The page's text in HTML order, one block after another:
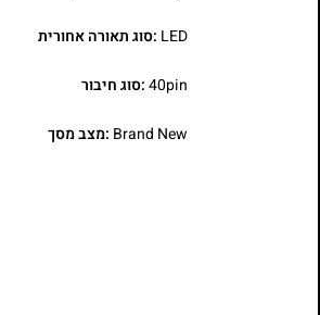
LED :סוג תאורה אחורית
40pin:סוג חיבור
Brand New :מצב מסך